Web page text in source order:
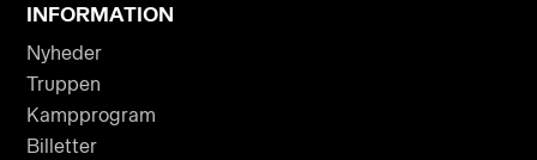
INFORMATION
Nyheder
Truppen
Kampprogram
Billetter